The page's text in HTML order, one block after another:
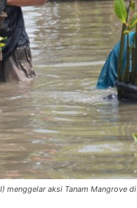
menggelar aksi Tanam Mangrove